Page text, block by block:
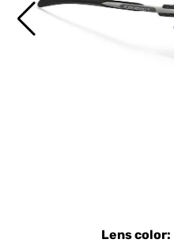
Lens color: